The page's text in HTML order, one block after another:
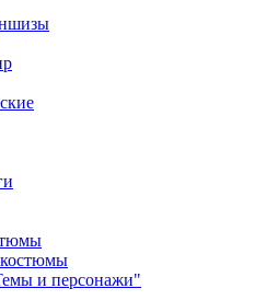
и персонажи"